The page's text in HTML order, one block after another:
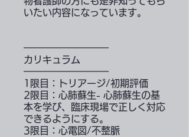
いたい内容になっています。
━━━━━━━━━
カリキュラム
━━━━━━━━━
1限目：トリアージ/初期評価
2限目：心肺蘇生- 心肺蘇生の基
本を学び、臨床現場で正しく対応
できるようにする。
3限目：心電図/不整脈